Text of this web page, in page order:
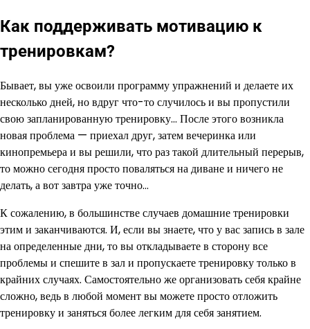
Как поддерживать мотивацию к
тренировкам?
Бывает, вы уже освоили программу упражнений и делаете их
несколько дней, но вдруг что-то случилось и вы пропустили
свою запланированную тренировку… После этого возникла
новая проблема — приехал друг, затем вечеринка или
кинопремьера и вы решили, что раз такой длительный перерыв,
то можно сегодня просто поваляться на диване и ничего не
делать, а вот завтра уже точно…
К сожалению, в большинстве случаев домашние тренировки
этим и заканчиваются. И, если вы знаете, что у вас запись в зале
на определенные дни, то вы откладываете в сторону все
проблемы и спешите в зал и пропускаете тренировку только в
крайних случаях. Самостоятельно же организовать себя крайне
сложно, ведь в любой момент вы можете просто отложить
тренировку и заняться более легким для себя занятием.